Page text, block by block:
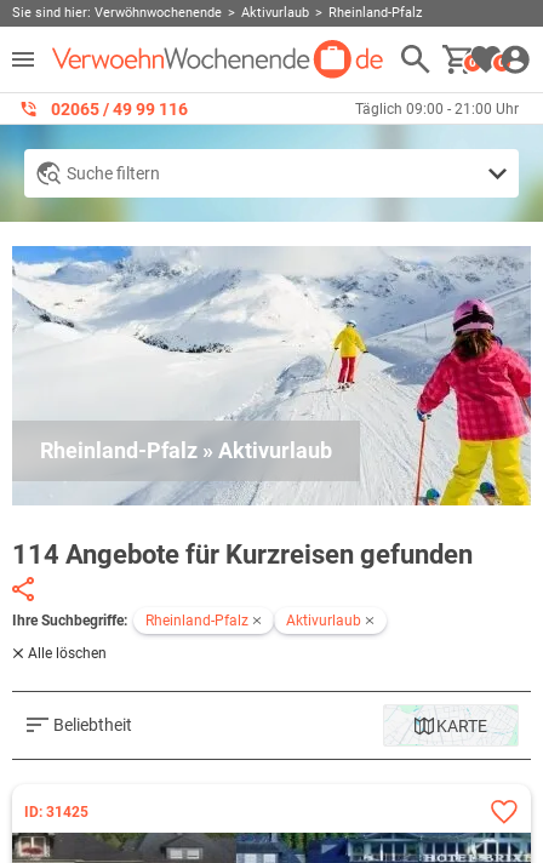
Sie sind hier: Verwöhnwochenende Aktivurlaub Rheinland-Pfalz
0 0
02065 / 49 ‌99 116 Täglich 09:00 - 21:00 Uhr
Suche filtern
Rheinland-Pfalz » Aktivurlaub
114 Angebote für Kurzreisen gefunden
Ihre Suchbegriffe: Rheinland-Pfalz
Aktivurlaub
Alle löschen
Beliebtheit KARTE
ID: 31425